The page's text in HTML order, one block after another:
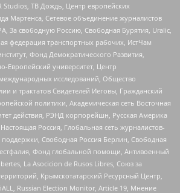
Studios, ТВ Дождь, Центр европейских
Мартенса, Сетевое объединение журналистов
За свободную Россию, Свободная Бурятия, Uralic,
федерация транспортных рабочих, ИстЧам
Фонд Демократического Развития,
Европейский университет, Центр
исследований, Общество
и трактатов Свидетелей Иеговы, Гражданский
политики, Академическая сеть Восточная
действия, РЭНД корпорейшн, Русская Америка
Россия, Глобальная сеть журналистов-
поддержки, Свободная Россия Берлин, Свободная
Фонд глобальной помощи, Антивоенный
La Asocicion de Rusos Libres, Союз за
Крымскотатарский Ресурсный Центр,
Russian Election Monitor, Article 19, Мнение